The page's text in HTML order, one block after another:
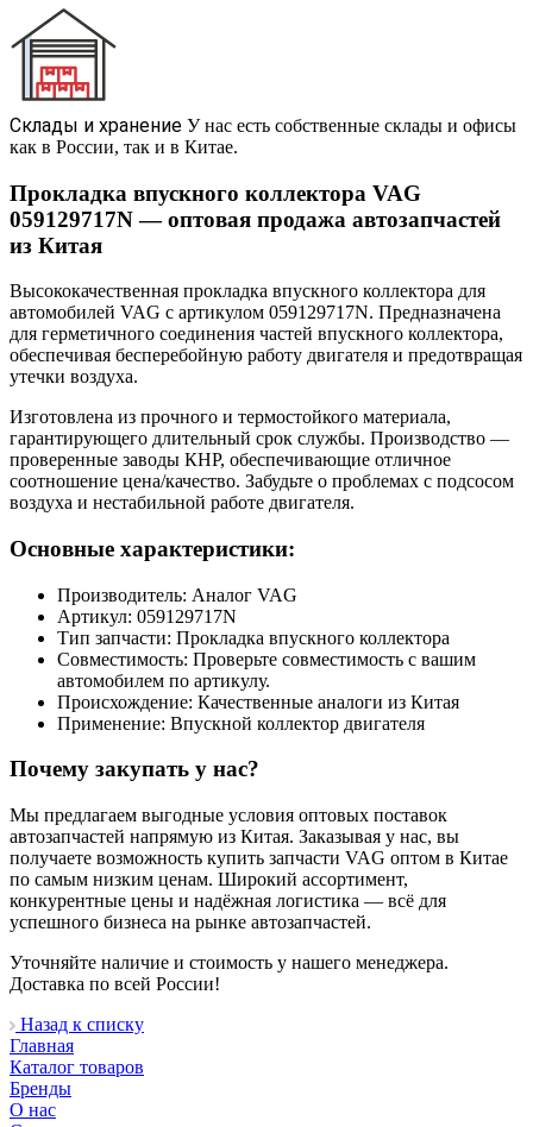
Склады и хранение У нас есть собственные склады и офисы
как в России, так и в Китае.
Прокладка впускного коллектора VAG
059129717N — оптовая продажа автозапчастей
из Китая
Высококачественная прокладка впускного коллектора для
автомобилей VAG с артикулом 059129717N. Предназначена
для герметичного соединения частей впускного коллектора,
обеспечивая бесперебойную работу двигателя и предотвращая
утечки воздуха.
Изготовлена из прочного и термостойкого материала,
гарантирующего длительный срок службы. Производство —
проверенные заводы КНР, обеспечивающие отличное
соотношение цена/качество. Забудьте о проблемах с подсосом
воздуха и нестабильной работе двигателя.
Основные характеристики:
Производитель: Аналог VAG
Артикул: 059129717N
Тип запчасти: Прокладка впускного коллектора
Совместимость: Проверьте совместимость с вашим
автомобилем по артикулу.
Происхождение: Качественные аналоги из Китая
Применение: Впускной коллектор двигателя
Почему закупать у нас?
Мы предлагаем выгодные условия оптовых поставок
автозапчастей напрямую из Китая. Заказывая у нас, вы
получаете возможность купить запчасти VAG оптом в Китае
по самым низким ценам. Широкий ассортимент,
конкурентные цены и надёжная логистика — всё для
успешного бизнеса на рынке автозапчастей.
Уточняйте наличие и стоимость у нашего менеджера.
Доставка по всей России!
Назад к списку
Главная
Каталог товаров
Бренды
О нас